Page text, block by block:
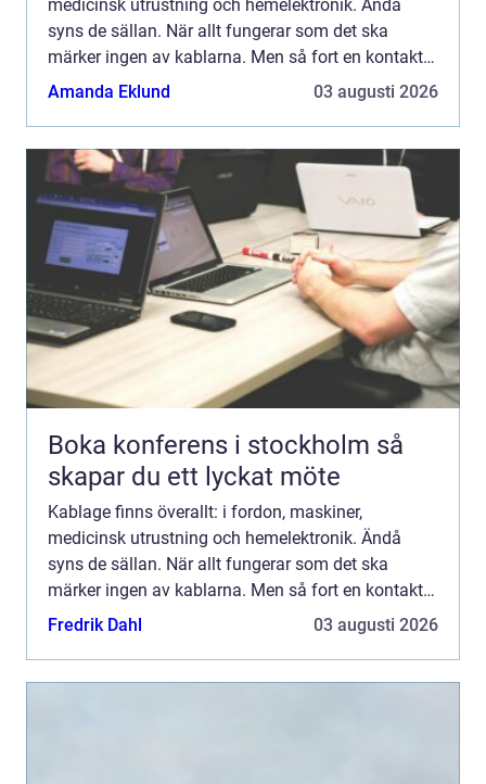
medicinsk utrustning och hemelektronik. Ändå
syns de sällan. När allt fungerar som det ska
märker ingen av kablarna. Men så fort en kontakt
sitter löst eller en ledning brister stannar
Amanda Eklund 03 augusti 2026
Boka konferens i stockholm så
skapar du ett lyckat möte
Kablage finns överallt: i fordon, maskiner,
medicinsk utrustning och hemelektronik. Ändå
syns de sällan. När allt fungerar som det ska
märker ingen av kablarna. Men så fort en kontakt
sitter löst eller en ledning brister stannar
Fredrik Dahl 03 augusti 2026